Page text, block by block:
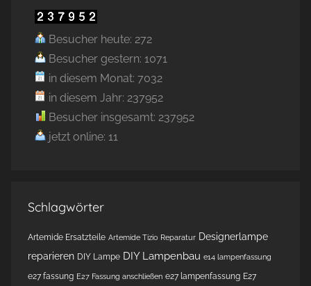
Besucher heute: 272
Besucher gestern: 1071
in diesem Monat: 7032
in diesem Jahr: 237952
Besucher insgesamt: 237952
jetzt online: 11
Schlagwörter
Artemide Ersatzteile Artemide Tizio Reparatur Designerlampe
reparieren DIY Lampe DIY Lampenbau e14 lampenfassung
e27 fassung E27 Fassung anschließen e27 lampenfassung E27